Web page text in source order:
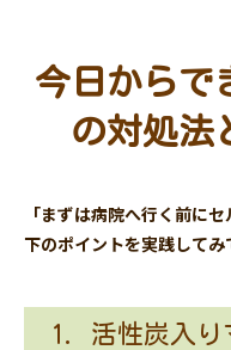
今日からで
の対処法
「まずは病院へ行く前に
下のポイントを実践してみ
1. 活性炭入り